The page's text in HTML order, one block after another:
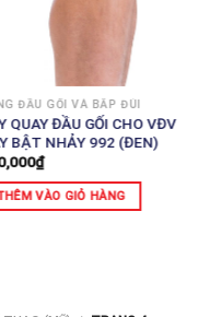
ĐẦU GỐI VÀ BẮP ĐÙI
QUAY ĐẦU GỐI CHO VĐV
BẬT NHẢY 992 (ĐEN)
₫
VÀO GIỎ HÀNG